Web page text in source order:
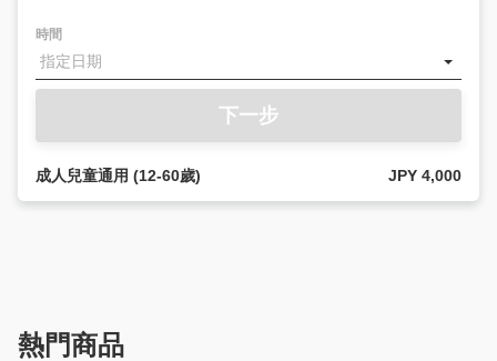
時間
下一步
成人兒童通用 (12-60歲) JPY 4,000
熱門商品